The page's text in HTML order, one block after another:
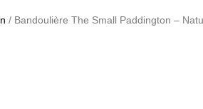
/ Bandoulière The Small Paddington –